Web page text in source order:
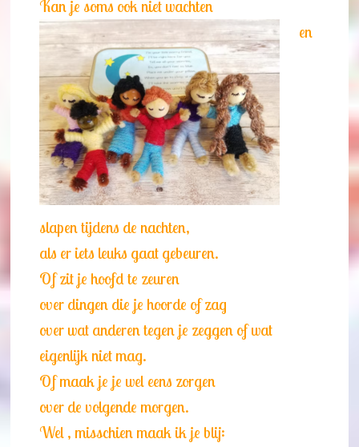
Kan je soms ook niet wachten
en
slapen tijdens de nachten,
als er iets leuks gaat gebeuren.
Of zit je hoofd te zeuren
over dingen die je hoorde of zag
over wat anderen tegen je zeggen of wat
eigenlijk niet mag.
Of maak je je wel eens zorgen
over de volgende morgen.
Wel , misschien maak ik je blij: